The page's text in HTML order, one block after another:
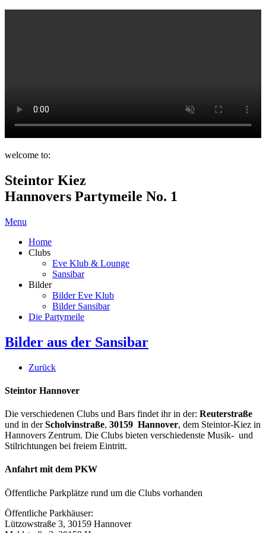
welcome to:
Steintor Kiez
Hannovers Partymeile No. 1
Menu
Home
Clubs
Eve Klub & Lounge
Sansibar
Bilder
Bilder Eve Klub
Bilder Sansibar
Die Partymeile
Bilder aus der Sansibar
Zurück
Steintor Hannover
Die verschiedenen Clubs und Bars findet ihr in der: Reuterstraße
und in derScholvinstraße, 30159 Hannover, dem Steintor-Kiez in
Hannovers Zentrum. Die Clubs bieten verschiedenste Musik- und
Stilrichtungen bei freiem Eintritt.
Anfahrt mit dem PKW
Öffentliche Parkplätze rund um die Clubs vorhanden
Öffentliche Parkhäuser:
Lützowstraße 3, 30159 Hannover